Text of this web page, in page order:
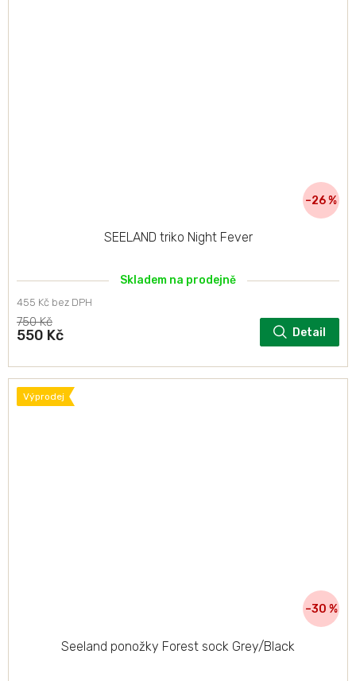
–26 %
SEELAND triko Night Fever
Skladem na prodejně
455 Kč bez DPH
750 Kč
550 Kč Detail
Výprodej
–30 %
Seeland ponožky Forest sock Grey/Black